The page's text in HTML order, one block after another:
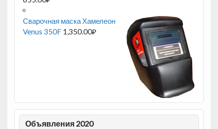
Сварочная маска Хамелеон
Venus 350F 1,350.00₽
Объявления 2020